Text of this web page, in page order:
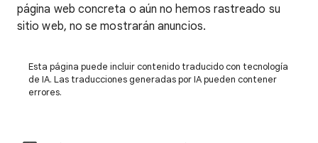
página web concreta o aún no hemos rastreado su
sitio web, no se mostrarán anuncios.
Esta página puede incluir contenido traducido con tecnología
de IA. Las traducciones generadas por IA pueden contener
errores.